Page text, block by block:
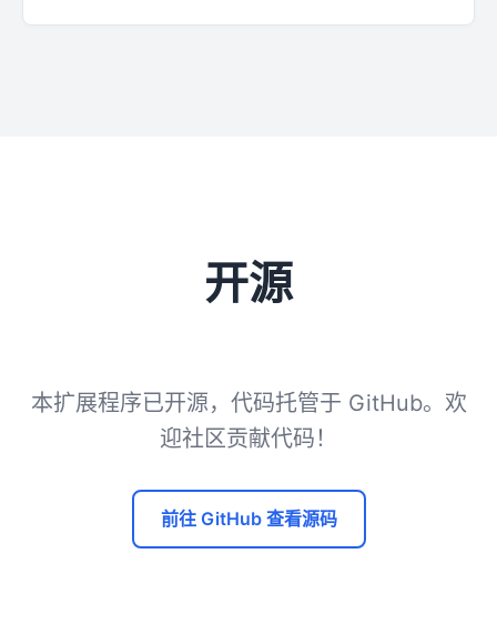
开源
本扩展程序已开源，代码托管于 GitHub。欢
迎社区贡献代码！
前往 GitHub 查看源码